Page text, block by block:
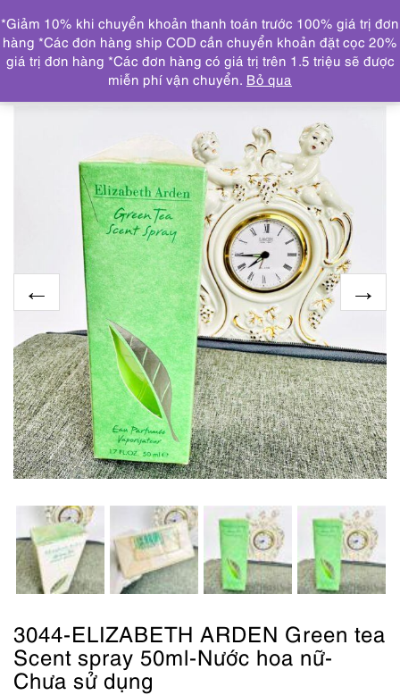
DANH MỤC
Trang chủ NƯỚC HOA
3044-ELIZABETH ARDEN
Green tea Scent spray 50ml-Nước hoa nữ-Chưa sử dụng
3044-ELIZABETH ARDEN Green tea
Scent spray 50ml-Nước hoa nữ-
Chưa sử dụng
*Giảm 10% khi chuyển khoản thanh toán trước 100% giá trị đơn
hàng *Các đơn hàng ship COD cần chuyển khoản đặt cọc 20%
giá trị đơn hàng *Các đơn hàng có giá trị trên 1.5 triệu sẽ được
miễn phí vận chuyển. Bỏ qua